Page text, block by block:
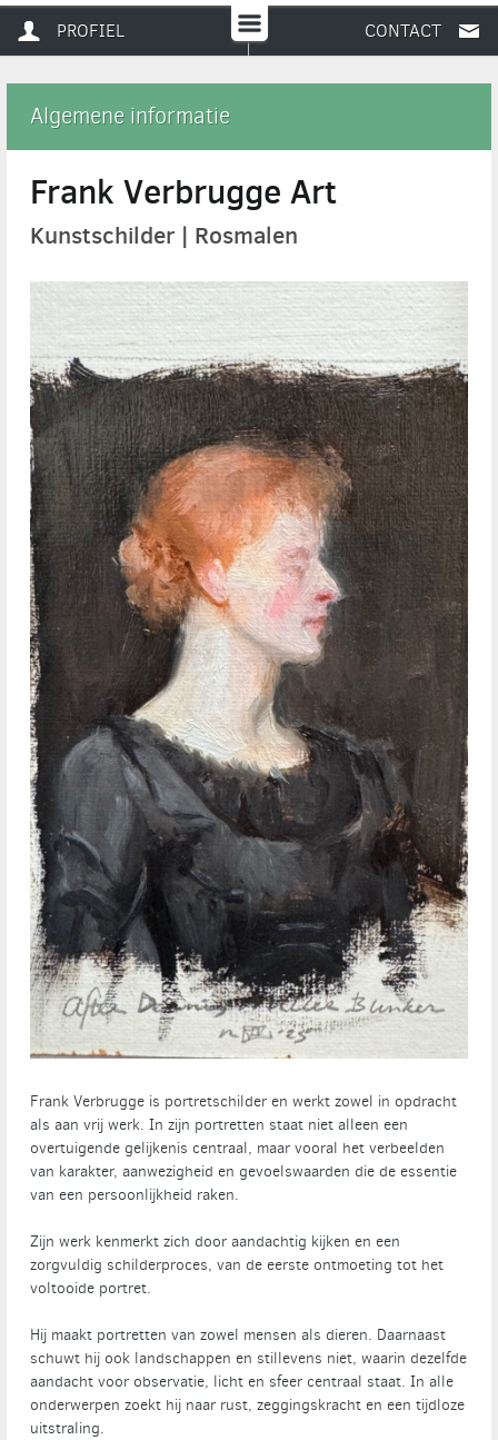
PROFIEL CONTACT
Algemene informatie
Frank Verbrugge Art
Kunstschilder | Rosmalen
Frank Verbrugge is portretschilder en werkt zowel in opdracht
als aan vrij werk. In zijn portretten staat niet alleen een
overtuigende gelijkenis centraal, maar vooral het verbeelden
van karakter, aanwezigheid en gevoelswaarden die de essentie
van een persoonlijkheid raken.
Zijn werk kenmerkt zich door aandachtig kijken en een
zorgvuldig schilderproces, van de eerste ontmoeting tot het
voltooide portret.
Hij maakt portretten van zowel mensen als dieren. Daarnaast
schuwt hij ook landschappen en stillevens niet, waarin dezelfde
aandacht voor observatie, licht en sfeer centraal staat. In alle
onderwerpen zoekt hij naar rust, zeggingskracht en een tijdloze
uitstraling.